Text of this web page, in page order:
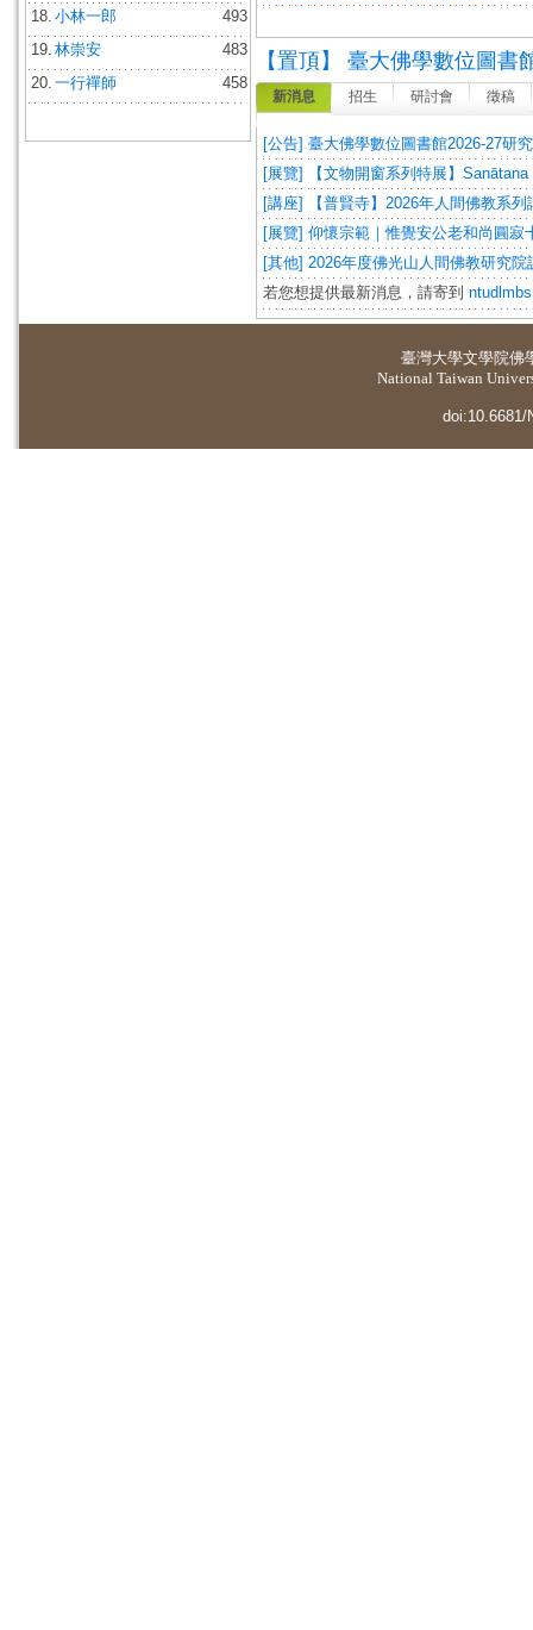
18. 小林一郎
493
19. 林崇安
483
20. 一行禪師 458
【置頂】 臺大佛學數位圖
新消息 招生 研討會 徵稿
[公告] 臺大佛學數位圖書館2026-27研
[展覽] 【文物開窗系列特展】
[講座] 【普賢寺】2026年人間佛教系列
[展覽] 仰懷宗範｜惟覺安公老和尚圓寂
[其他] 2026年度佛光山人間佛教研究院
若您想提供最新消息，請寄到
臺灣大學文學院佛
National Taiwan
doi:10.6681/